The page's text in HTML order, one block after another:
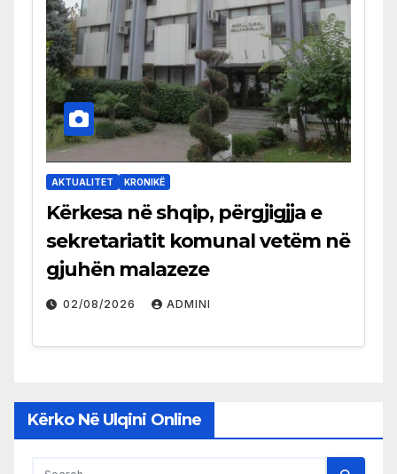
AKTUALITET KRONIKË
Kërkesa në shqip, përgjigjja e
sekretariatit komunal vetëm në
gjuhën malazeze
02/08/2026 ADMINI
Kërko Në Ulqini Online